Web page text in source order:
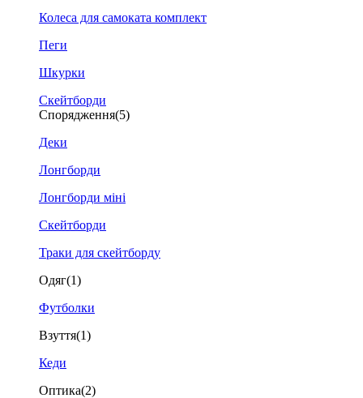
Колеса для самоката комплект
Пеги
Шкурки
Скейтборди
Спорядження(5)
Деки
Лонгборди
Лонгборди міні
Скейтборди
Траки для скейтборду
Одяг(1)
Футболки
Взуття(1)
Кеди
Оптика(2)